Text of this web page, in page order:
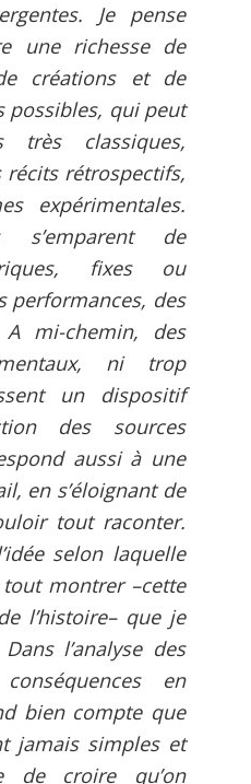
Je pense
une richesse de
créations et de
possibles, qui peut
classiques,
rétrospectifs,
expérimentales.
s’emparent de
fixes ou
performances, des
mi-chemin, des
ni trop
un dispositif
des sources
aussi à une
en s’éloignant de
tout raconter.
selon laquelle
montrer –cette
l’histoire– que je
l’analyse des
en
bien compte que
jamais simples et
de croire qu’on